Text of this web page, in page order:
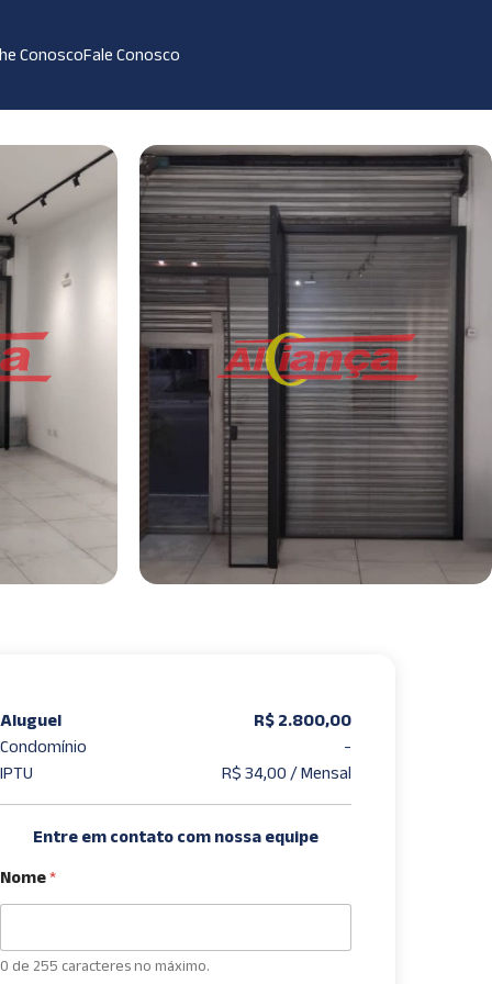
ConoscoFale Conosco
Aluguel
R$ 2.800,00
Condomínio
-
IPTU
R$ 34,00 / Mensal
Entre em contato com nossa equipe
Nome*
0 de 255 caracteres no máximo.